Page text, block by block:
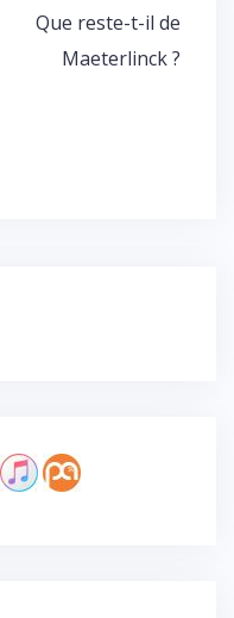
Que reste-t-il de
Maeterlinck ?